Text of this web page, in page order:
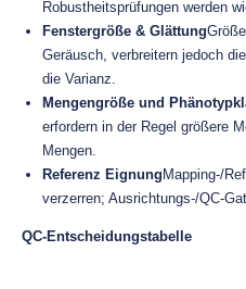
Robustheitsprüfungen werden
Fenstergröße & Glättung
Geräusch, verbreitern jedoch
die Varianz.
Mengengröße und
erfordern in der Regel größere
Mengen.
Referenz Eignung Mapping-/
verzerren; Ausrichtungs-/QC-
QC-Entscheidungstabelle